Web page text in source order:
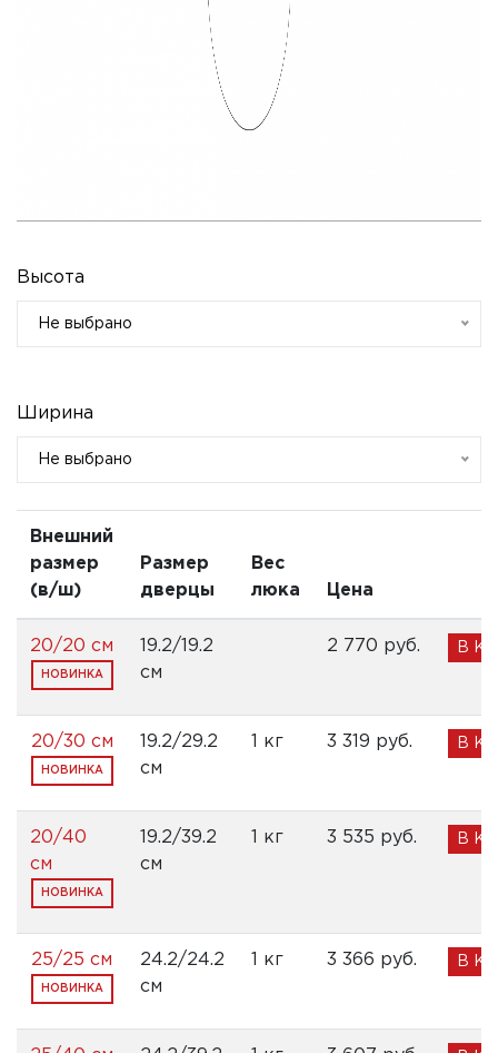
Высота
Не выбрано
Ширина
Не выбрано
Внешний
размер
(в/ш)
Размер
дверцы
Вес
люка
Цена
20/20 см
НОВИНКА
19.2/19.2
см
2 770 pуб. В
20/30 см
НОВИНКА
19.2/29.2
см
1 кг 3 319 pуб. В
20/40
см
НОВИНКА
19.2/39.2
см
1 кг 3 535 pуб. В
25/25 см
НОВИНКА
24.2/24.2
см
1 кг 3 366 pуб. В